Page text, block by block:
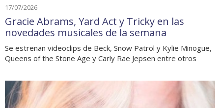
17/07/2026
Gracie Abrams, Yard Act y Tricky en las
novedades musicales de la semana
Se estrenan videoclips de Beck, Snow Patrol y Kylie Minogue,
Queens of the Stone Age y Carly Rae Jepsen entre otros